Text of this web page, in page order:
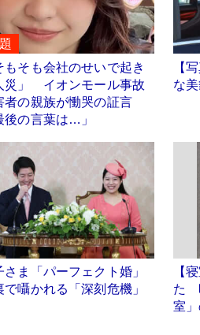
もそも会社のせいで起き
災」 イオンモール事故
者の親族が慟哭の証言
後の言葉は…」
【
な
さま「パーフェクト婚」
で囁かれる「深刻危機」
【
た
室